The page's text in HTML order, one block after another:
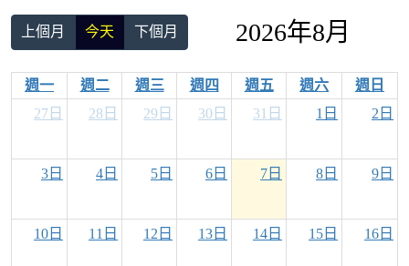
上個月 今天 下個月 2026年8月
週一 週二 週三 週四 週五 週六
週日
27日
28日 29日 30日 31日 1日 2日
3日 4日 5日 6日 7日 8日 9日
10日 11日 12日 13日 14日 15日 16日